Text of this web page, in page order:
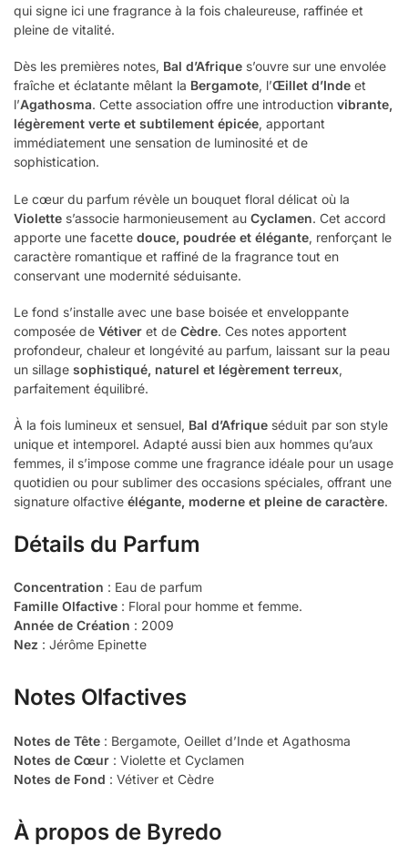
qui signe ici une fragrance à la fois chaleureuse, raffinée et
pleine de vitalité.
Dès les premières notes, Bal d’Afrique s’ouvre sur une envolée
fraîche et éclatante mêlant la Bergamote, l’Œillet d’Inde et
l’Agathosma. Cette association offre une introduction vibrante,
légèrement verte et subtilement épicée, apportant
immédiatement une sensation de luminosité et de
sophistication.
Le cœur du parfum révèle un bouquet floral délicat où la
Violette s’associe harmonieusement au Cyclamen. Cet accord
apporte une facette douce, poudrée et élégante, renforçant le
caractère romantique et raffiné de la fragrance tout en
conservant une modernité séduisante.
Le fond s’installe avec une base boisée et enveloppante
composée de Vétiver et de Cèdre. Ces notes apportent
profondeur, chaleur et longévité au parfum, laissant sur la peau
un sillage sophistiqué, naturel et légèrement terreux,
parfaitement équilibré.
À la fois lumineux et sensuel, Bal d’Afrique séduit par son style
unique et intemporel. Adapté aussi bien aux hommes qu’aux
femmes, il s’impose comme une fragrance idéale pour un usage
quotidien ou pour sublimer des occasions spéciales, offrant une
signature olfactive élégante, moderne et pleine de caractère.
Détails du Parfum
Concentration : Eau de parfum
Famille Olfactive : Floral pour homme et femme.
Année de Création : 2009
Nez : Jérôme Epinette
Notes Olfactives
Notes de Tête : Bergamote, Oeillet d’Inde et Agathosma
Notes de Cœur : Violette et Cyclamen
Notes de Fond : Vétiver et Cèdre
À propos de Byredo